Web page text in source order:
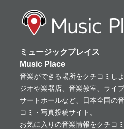
ミュージックプレイス
Music Place
音楽ができる場所をクチコミし
ジオや楽器店、音楽教室、ライ
サートホールなど、日本全国の
コミ・写真投稿サイト。
お気に入りの音楽情報をクチコ